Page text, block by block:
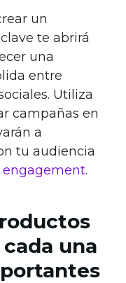
un
te abrirá
una
entre
Utiliza
campañas en
a
tu audiencia
engagement.
una